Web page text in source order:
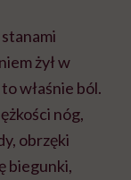
żył w
właśnie ból.
nóg,
obrzęki
biegunki,